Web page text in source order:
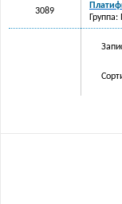
3089